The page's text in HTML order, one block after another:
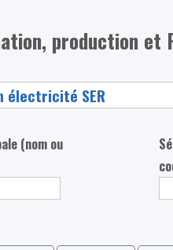
production
(nom ou